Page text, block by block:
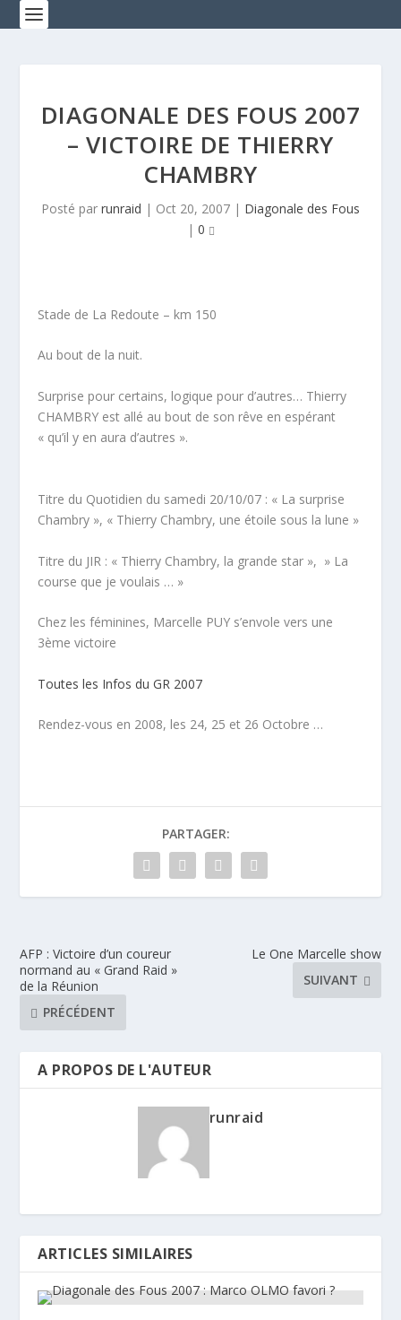
DIAGONALE DES FOUS 2007
– VICTOIRE DE THIERRY
CHAMBRY
Posté par runraid | Oct 20, 2007 | Diagonale des Fous
| 0
Stade de La Redoute – km 150
Au bout de la nuit.
Surprise pour certains, logique pour d’autres… Thierry
CHAMBRY est allé au bout de son rêve en espérant
« qu’il y en aura d’autres ».
Titre du Quotidien du samedi 20/10/07 : « La surprise
Chambry », « Thierry Chambry, une étoile sous la lune »
Titre du JIR : « Thierry Chambry, la grande star », » La
course que je voulais … »
Chez les féminines, Marcelle PUY s’envole vers une
3ème victoire
Toutes les Infos du GR 2007
Rendez-vous en 2008, les 24, 25 et 26 Octobre …
PARTAGER:
AFP : Victoire d’un coureur
normand au « Grand Raid »
de la Réunion
PRÉCÉDENT
Le One Marcelle show
SUIVANT
A PROPOS DE L'AUTEUR
runraid
ARTICLES SIMILAIRES